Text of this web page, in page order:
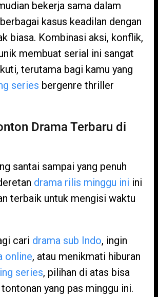
bekerja sama dalam
kasus keadilan dengan
biasa. Kombinasi aksi, konflik,
membuat serial ini sangat
terutama bagi kamu yang
series bergenre thriller
Drama Terbaru di
santai sampai yang penuh
drama rilis minggu ini ini
terbaik untuk mengisi waktu
cari drama sub Indo, ingin
online, atau menikmati hiburan
series, pilihan di atas bisa
yang pas minggu ini.